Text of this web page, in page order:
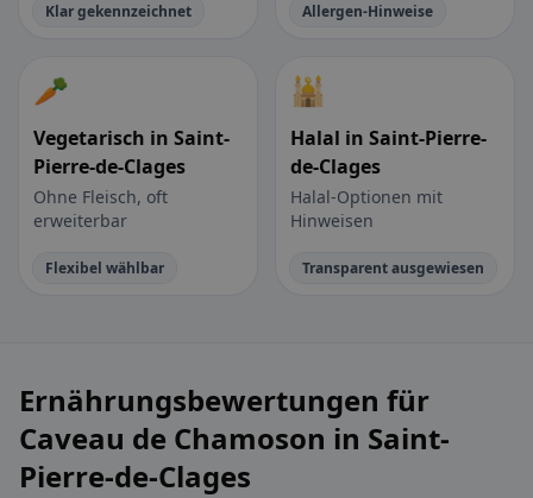
Klar gekennzeichnet Allergen-Hinweise
🥕
Vegetarisch in Saint-
Pierre-de-Clages
Ohne Fleisch, oft
erweiterbar
Flexibel wählbar
🕌
Halal in Saint-Pierre-
de-Clages
Halal-Optionen mit
Hinweisen
Transparent ausgewiesen
Ernährungsbewertungen für
Caveau de Chamoson in Saint-
Pierre-de-Clages